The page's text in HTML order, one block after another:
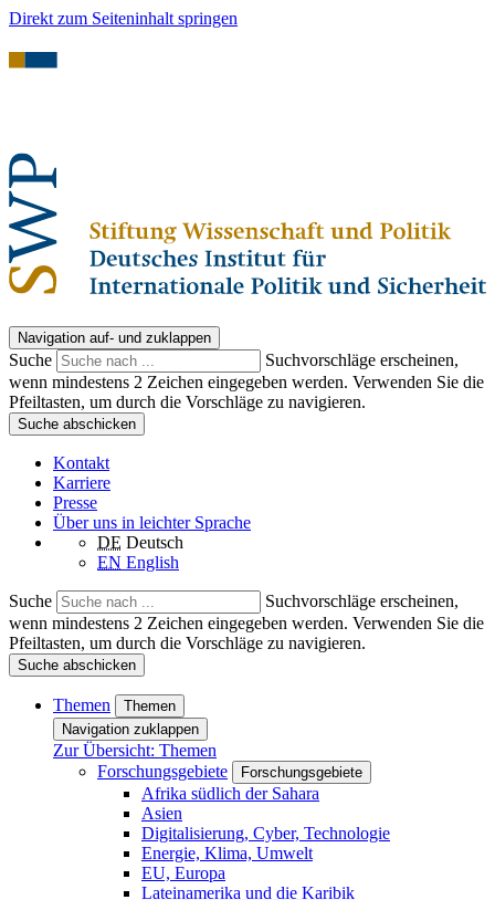
Direkt zum Seiteninhalt springen
Navigation auf- und zuklappen
Suche
Suchvorschläge erscheinen,
wenn mindestens 2 Zeichen eingegeben werden. Verwenden Sie die
Pfeiltasten, um durch die Vorschläge zu navigieren.
Suche abschicken
Kontakt
Karriere
Presse
Über uns in leichter Sprache
DE Deutsch
EN English
Suche
Suchvorschläge erscheinen,
wenn mindestens 2 Zeichen eingegeben werden. Verwenden Sie die
Pfeiltasten, um durch die Vorschläge zu navigieren.
Suche abschicken
Themen
Themen
Navigation zuklappen
Zur Übersicht: Themen
Forschungsgebiete
Forschungsgebiete
Afrika südlich der Sahara
Asien
Digitalisierung, Cyber, Technologie
Energie, Klima, Umwelt
EU, Europa
Lateinamerika und die Karibik